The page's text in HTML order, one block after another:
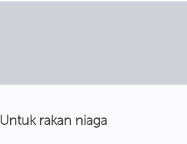
Untuk rakan niaga